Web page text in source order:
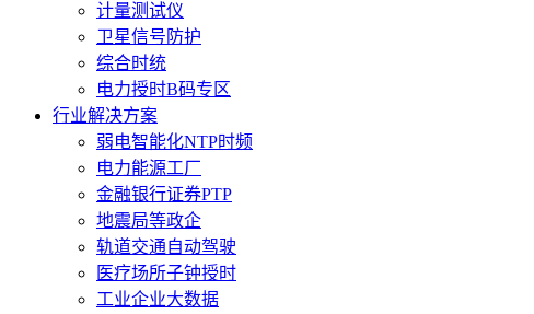
计量测试仪
卫星信号防护
综合时统
电力授时B码专区
行业解决方案
弱电智能化NTP时频
电力能源工厂
金融银行证券PTP
地震局等政企
轨道交通自动驾驶
医疗场所子钟授时
工业企业大数据